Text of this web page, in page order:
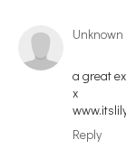
Unknown
a great
x
Reply